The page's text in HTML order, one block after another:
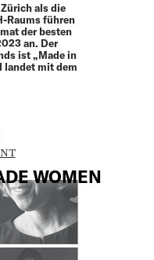
als die
Raums führen
der besten
an. Der
ist „Made in
landet mit dem
WOMEN